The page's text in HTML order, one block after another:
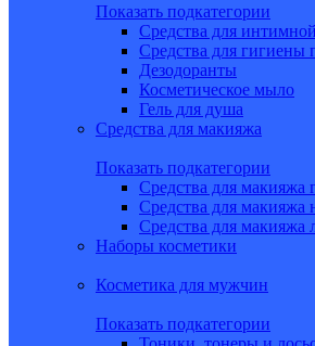
Показать подкатегории
Средства для
Средства для гигиены
Дезодоранты
Косметическое мыло
Гель для душа
Средства для макияжа
Показать подкатегории
Средства для макияжа
Средства для макияжа
Средства для макияжа
Наборы косметики
Косметика для мужчин
Показать подкатегории